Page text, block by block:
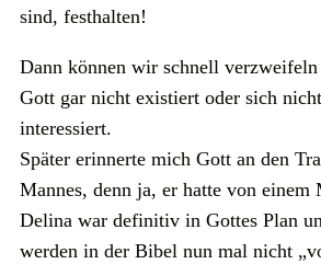
sind, festhalten!
Dann können wir schnell verzweifeln
Gott gar nicht existiert oder sich
interessiert.
Später erinnerte mich Gott an den
Mannes, denn ja, er hatte von einem
Delina war definitiv in Gottes Plan
werden in der Bibel nun mal nicht